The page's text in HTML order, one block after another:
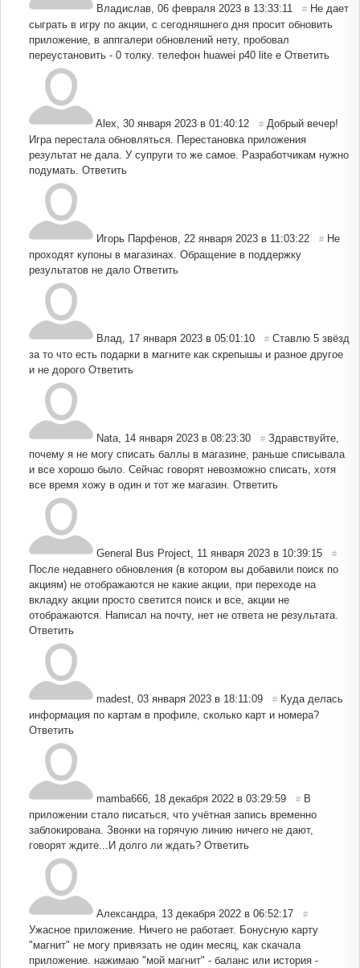
Владислав 06 февраля 2023 в 13:33:11 # Не дает
сыграть в игру по акции, с сегодняшнего дня просит обновить
приложение, в аппгалери обновлений нету, пробовал
переустановить - 0 толку. телефон huawei p40 lite e Ответить
Alex 30 января 2023 в 01:40:12 # Добрый вечер!
Игра перестала обновляться. Перестановка приложения
результат не дала. У супруги то же самое. Разработчикам нужно
подумать. Ответить
Игорь Парфенов 22 января 2023 в 11:03:22 # Не
проходят купоны в магазинах. Обращение в поддержку
результатов не дало Ответить
Влад 17 января 2023 в 05:01:10 # Ставлю 5 звёзд
за то что есть подарки в магните как скрепышы и разное другое
и не дорого Ответить
Nata 14 января 2023 в 08:23:30 # Здравствуйте,
почему я не могу списать баллы в магазине, раньше списывала
и все хорошо было. Сейчас говорят невозможно списать, хотя
все время хожу в один и тот же магазин. Ответить
General Bus Project 11 января 2023 в 10:39:15 #
После недавнего обновления (в котором вы добавили поиск по
акциям) не отображаются не какие акции, при переходе на
вкладку акции просто светится поиск и все, акции не
отображаются. Написал на почту, нет не ответа не результата.
Ответить
madest 03 января 2023 в 18:11:09 # Куда делась
информация по картам в профиле, сколько карт и номера?
Ответить
mamba666 18 декабря 2022 в 03:29:59 # В
приложении стало писаться, что учётная запись временно
заблокирована. Звонки на горячую линию ничего не дают,
говорят ждите...И долго ли ждать? Ответить
Александра 13 декабря 2022 в 06:52:17 #
Ужасное приложение. Ничего не работает. Бонусную карту
"магнит" не могу привязать не один месяц, как скачала
приложение. нажимаю "мой магнит" - баланс или история -